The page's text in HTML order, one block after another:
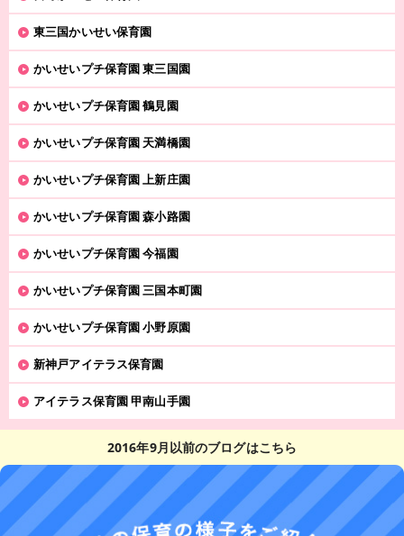
東三国かいせい保育園
かいせいプチ保育園 東三国園
かいせいプチ保育園 鶴見園
かいせいプチ保育園 天満橋園
かいせいプチ保育園 上新庄園
かいせいプチ保育園 森小路園
かいせいプチ保育園 今福園
かいせいプチ保育園 三国本町園
かいせいプチ保育園 小野原園
新神戸アイテラス保育園
アイテラス保育園 甲南山手園
2016年9月以前のブログはこちら